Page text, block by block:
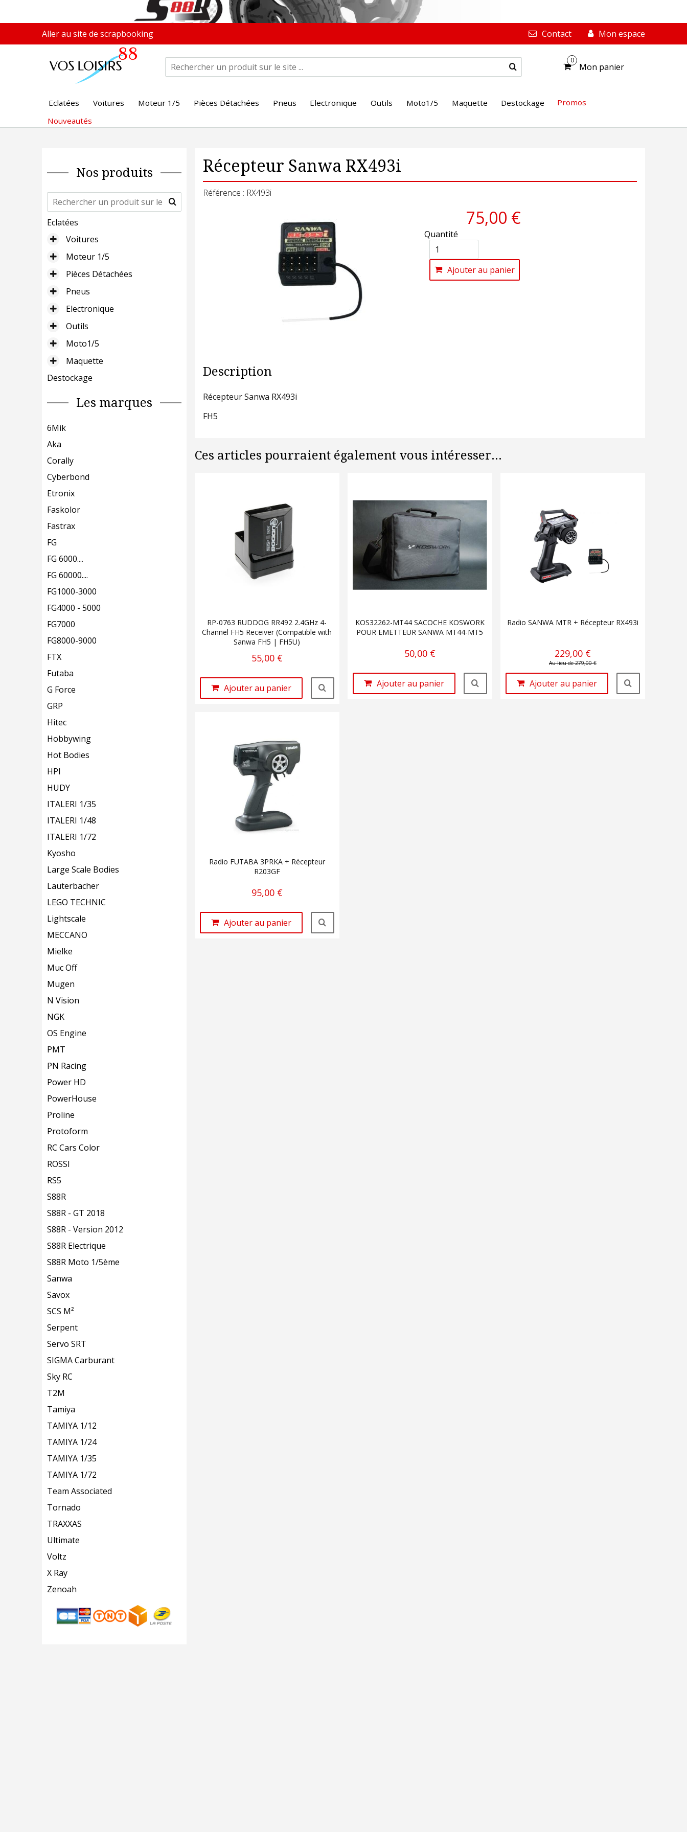
Aller au site de scrapbooking Contact Mon espace
0
Mon panier
Eclatées Voitures Moteur 1/5 Pièces Détachées Pneus Electronique Outils Moto1/5 Maquette Destockage
Promos
Nouveautés
Nos produits
Eclatées
Voitures
Moteur 1/5
Pièces Détachées
Pneus
Electronique
Outils
Moto1/5
Maquette
Destockage
Les marques
6Mik
Aka
Corally
Cyberbond
Etronix
Faskolor
Fastrax
FG
FG 6000....
FG 60000....
FG1000-3000
FG4000 - 5000
FG7000
FG8000-9000
FTX
Futaba
G Force
GRP
Hitec
Hobbywing
Hot Bodies
HPI
HUDY
ITALERI 1/35
ITALERI 1/48
ITALERI 1/72
Kyosho
Large Scale Bodies
Lauterbacher
LEGO TECHNIC
Lightscale
MECCANO
Mielke
Muc Off
Mugen
N Vision
NGK
OS Engine
PMT
PN Racing
Power HD
PowerHouse
Proline
Protoform
RC Cars Color
ROSSI
RS5
S88R
S88R - GT 2018
S88R - Version 2012
S88R Electrique
S88R Moto 1/5ème
Sanwa
Savox
SCS M²
Serpent
Servo SRT
SIGMA Carburant
Sky RC
T2M
Tamiya
TAMIYA 1/12
TAMIYA 1/24
TAMIYA 1/35
TAMIYA 1/72
Team Associated
Tornado
TRAXXAS
Ultimate
Voltz
X Ray
Zenoah
Récepteur Sanwa RX493i
Référence : RX493i
75,00 €
Quantité
Ajouter au panier
Description
Récepteur Sanwa RX493i
FH5
Ces articles pourraient également vous intéresser...
RP-0763 RUDDOG RR492 2.4GHz 4-
Channel FH5 Receiver (Compatible with
Sanwa FH5 | FH5U)
55,00 €
Ajouter au panier
KOS32262-MT44 SACOCHE KOSWORK
POUR EMETTEUR SANWA MT44-MT5
50,00 €
Ajouter au panier
Radio SANWA MTR + Récepteur RX493i
229,00 €
Au lieu de 279,00 €
Ajouter au panier
Radio FUTABA 3PRKA + Récepteur
R203GF
95,00 €
Ajouter au panier